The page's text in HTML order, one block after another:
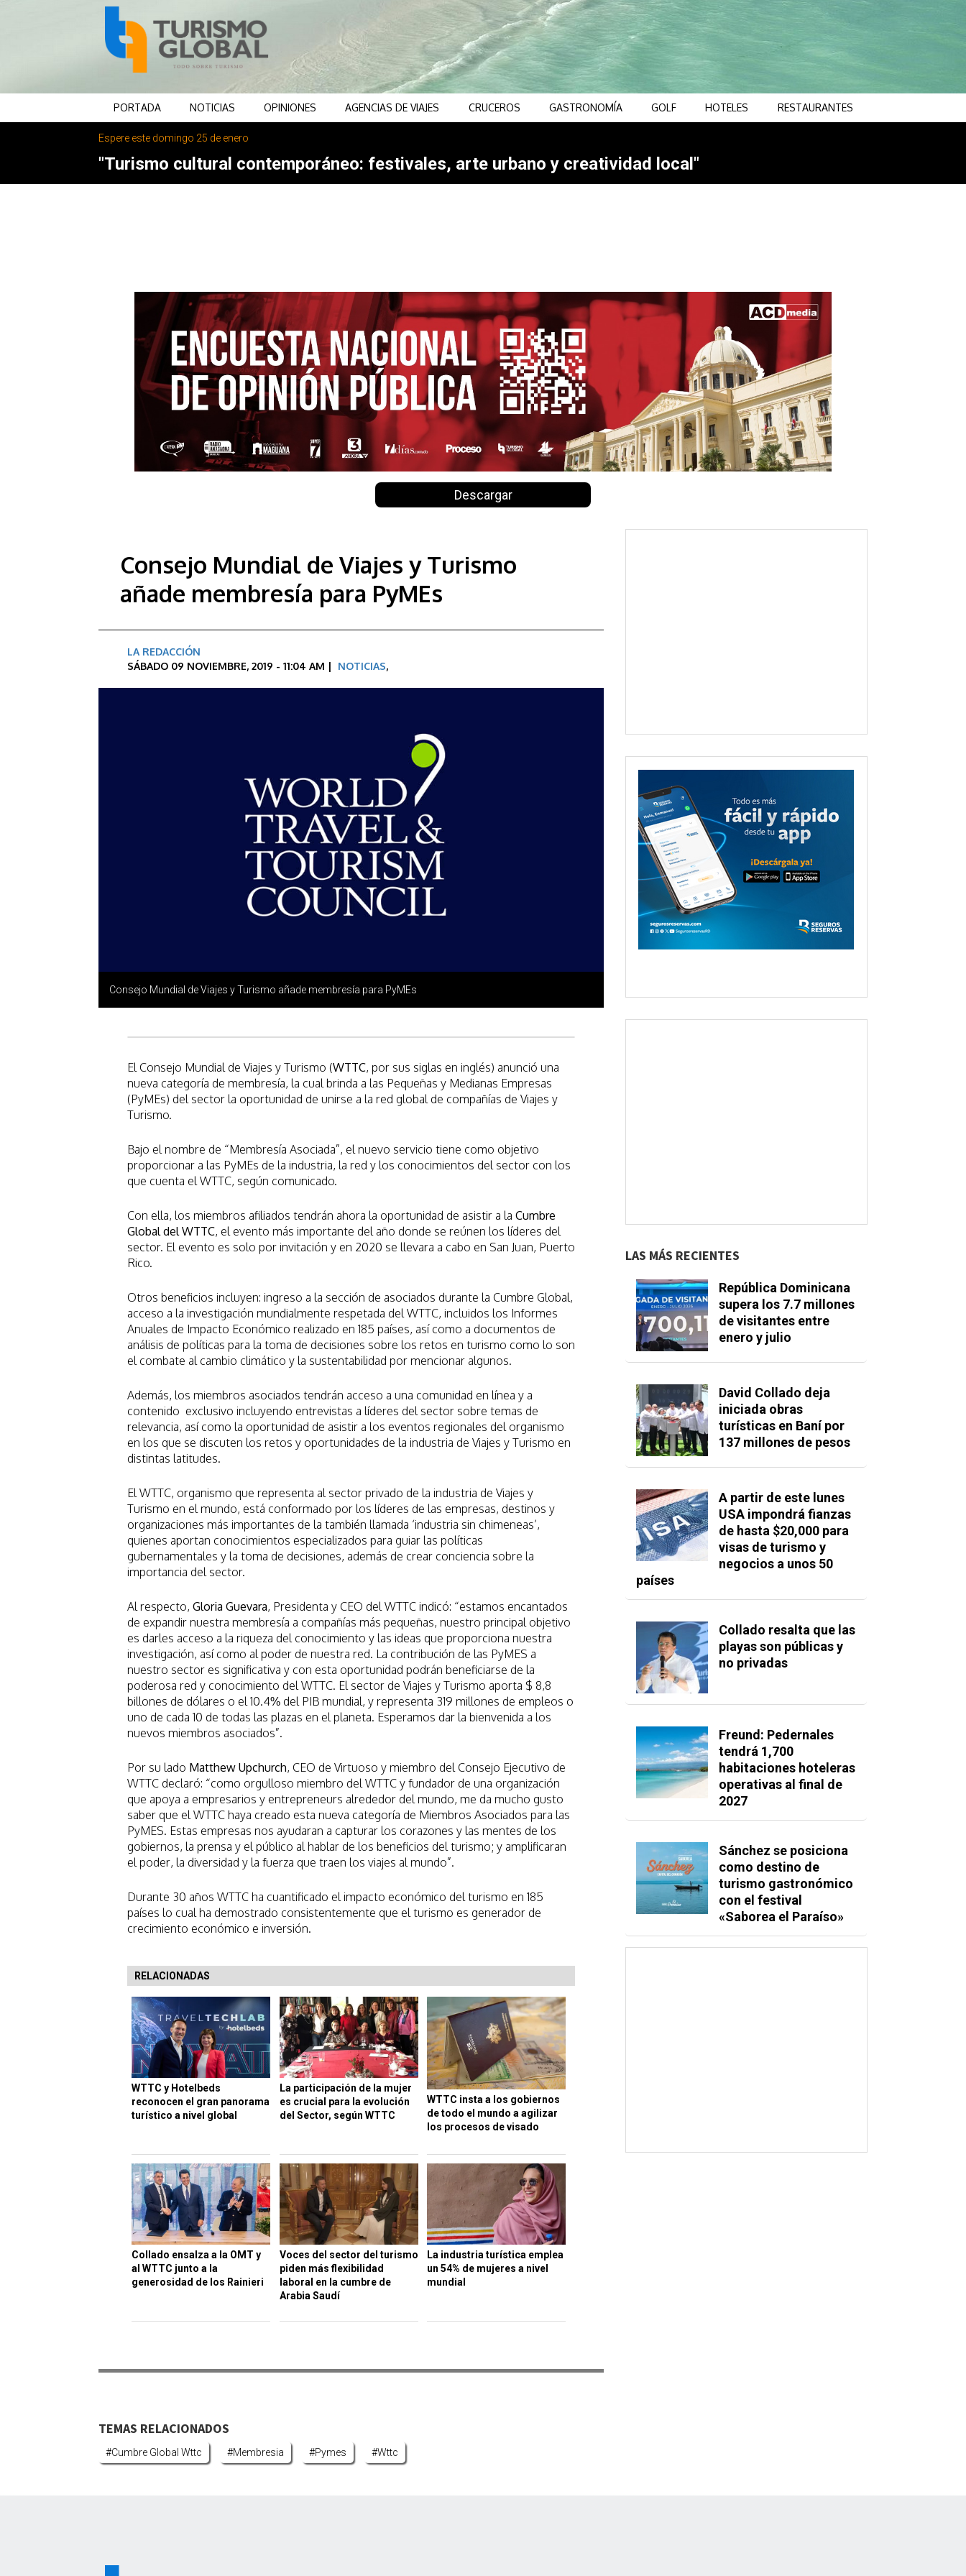
PORTADA NOTICIAS OPINIONES AGENCIAS DE VIAJES CRUCEROS GASTRONOMÍA GOLF HOTELES RESTAURANTES
Espere este domingo 25 de enero
"Turismo cultural contemporáneo: festivales, arte urbano y creatividad local"
Descargar
Consejo Mundial de Viajes y Turismo
añade membresía para PyMEs
LA REDACCIÓN
SÁBADO 09 NOVIEMBRE, 2019 - 11:04 AM | NOTICIAS,
Consejo Mundial de Viajes y Turismo añade membresía para PyMEs
El Consejo Mundial de Viajes y Turismo (WTTC, por sus siglas en inglés) anunció una
nueva categoría de membresía, la cual brinda a las Pequeñas y Medianas Empresas
(PyMEs) del sector la oportunidad de unirse a la red global de compañías de Viajes y
Turismo.
Bajo el nombre de “Membresía Asociada”, el nuevo servicio tiene como objetivo
proporcionar a las PyMEs de la industria, la red y los conocimientos del sector con los
que cuenta el WTTC, según comunicado.
Con ella, los miembros afiliados tendrán ahora la oportunidad de asistir a la Cumbre
Global del WTTC, el evento más importante del año donde se reúnen los líderes del
sector. El evento es solo por invitación y en 2020 se llevara a cabo en San Juan, Puerto
Rico.
Otros beneficios incluyen: ingreso a la sección de asociados durante la Cumbre Global,
acceso a la investigación mundialmente respetada del WTTC, incluidos los Informes
Anuales de Impacto Económico realizado en 185 países, así como a documentos de
análisis de políticas para la toma de decisiones sobre los retos en turismo como lo son
el combate al cambio climático y la sustentabilidad por mencionar algunos.
Además, los miembros asociados tendrán acceso a una comunidad en línea y a
contenido exclusivo incluyendo entrevistas a líderes del sector sobre temas de
relevancia, así como la oportunidad de asistir a los eventos regionales del organismo
en los que se discuten los retos y oportunidades de la industria de Viajes y Turismo en
distintas latitudes.
El WTTC, organismo que representa al sector privado de la industria de Viajes y
Turismo en el mundo, está conformado por los líderes de las empresas, destinos y
organizaciones más importantes de la también llamada ‘industria sin chimeneas’,
quienes aportan conocimientos especializados para guiar las políticas
gubernamentales y la toma de decisiones, además de crear conciencia sobre la
importancia del sector.
Al respecto, Gloria Guevara, Presidenta y CEO del WTTC indicó: “estamos encantados
de expandir nuestra membresía a compañías más pequeñas, nuestro principal objetivo
es darles acceso a la riqueza del conocimiento y las ideas que proporciona nuestra
investigación, así como al poder de nuestra red. La contribución de las PyMES a
nuestro sector es significativa y con esta oportunidad podrán beneficiarse de la
poderosa red y conocimiento del WTTC. El sector de Viajes y Turismo aporta $ 8,8
billones de dólares o el 10.4% del PIB mundial, y representa 319 millones de empleos o
uno de cada 10 de todas las plazas en el planeta. Esperamos dar la bienvenida a los
nuevos miembros asociados”.
Por su lado Matthew Upchurch, CEO de Virtuoso y miembro del Consejo Ejecutivo de
WTTC declaró: “como orgulloso miembro del WTTC y fundador de una organización
que apoya a empresarios y entrepreneurs alrededor del mundo, me da mucho gusto
saber que el WTTC haya creado esta nueva categoría de Miembros Asociados para las
PyMES. Estas empresas nos ayudaran a capturar los corazones y las mentes de los
gobiernos, la prensa y el público al hablar de los beneficios del turismo; y amplificaran
el poder, la diversidad y la fuerza que traen los viajes al mundo”.
Durante 30 años WTTC ha cuantificado el impacto económico del turismo en 185
países lo cual ha demostrado consistentemente que el turismo es generador de
crecimiento económico e inversión.
RELACIONADAS
WTTC y Hotelbeds
reconocen el gran panorama
turístico a nivel global
La participación de la mujer
es crucial para la evolución
del Sector, según WTTC
WTTC insta a los gobiernos
de todo el mundo a agilizar
los procesos de visado
Collado ensalza a la OMT y
al WTTC junto a la
generosidad de los Rainieri
Voces del sector del turismo
piden más flexibilidad
laboral en la cumbre de
Arabia Saudí
La industria turística emplea
un 54% de mujeres a nivel
mundial
TEMAS RELACIONADOS
#cumbre Global Wttc #membresia #pymes #wttc
LAS MÁS RECIENTES
República Dominicana
supera los 7.7 millones
de visitantes entre
enero y julio
David Collado deja
iniciada obras
turísticas en Baní por
137 millones de pesos
A partir de este lunes
USA impondrá fianzas
de hasta $20,000 para
visas de turismo y
negocios a unos 50
países
Collado resalta que las
playas son públicas y
no privadas
Freund: Pedernales
tendrá 1,700
habitaciones hoteleras
operativas al final de
2027
Sánchez se posiciona
como destino de
turismo gastronómico
con el festival
«Saborea el Paraíso»